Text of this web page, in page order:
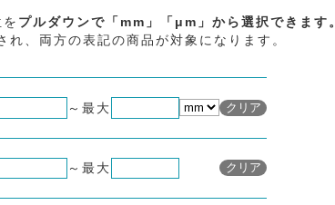
プルダウンで「mm」「μm」から選択できます
、両方の表記の商品が対象になります。
～ 最大 メッシュの絞り込み
クリア
～ 最大 メッシュの絞り込み
クリア